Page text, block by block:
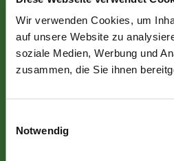
Wir verwenden Cookies, um
auf unsere Website zu
soziale Medien, Werbung und
zusammen, die Sie ihnen
Notwendig